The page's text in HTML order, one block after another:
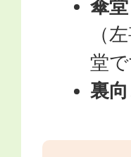
傘堂
（
堂で
裏